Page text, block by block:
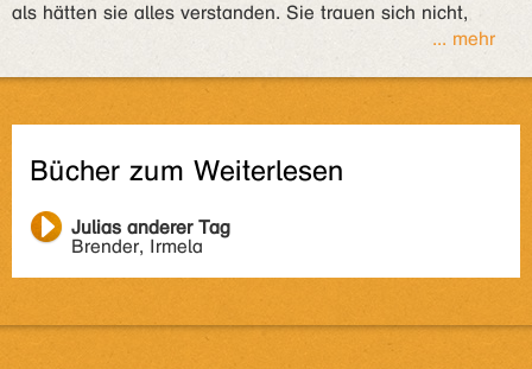
als hätten sie alles verstanden. Sie trauen sich nicht,
... mehr
Bücher zum Weiterlesen
Julias anderer Tag
Brender, Irmela